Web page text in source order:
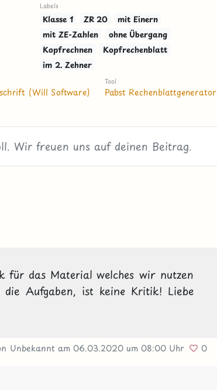
Labels
Klasse 1 ZR 20
mit Einern
mit ZE-Zahlen
ohne Übergang
Kopfrechnen
Kopfrechenblatt
im 2. Zehner
(Will Software)
Tool
Pabst Rechenblattgenerator
für das Material welches wir nutzen
Aufgaben, ist keine Kritik! Liebe
Unbekanntam 06.03.2020 um 08:00 Uhr 0